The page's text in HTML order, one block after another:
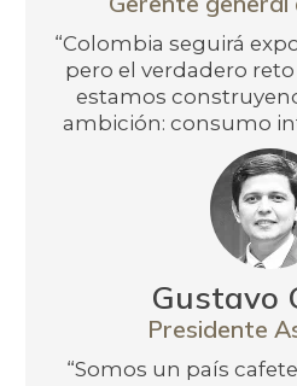
“Colombia seguirá
pero el verdadero
estamos
ambición: consumo
Gustavo
Presidente
“Somos un país